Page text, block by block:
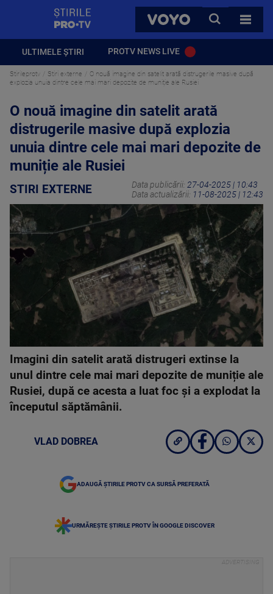
VOYO
CAUTA
TOATE
ULTIMELE ȘTIRI PROTV NEWS LIVE
Stirileprotv Stiri externe
O nouă imagine din satelit arată distrugerile masive după
explozia unuia dintre cele mai mari depozite de muniție ale Rusiei
O nouă imagine din satelit arată
distrugerile masive după explozia
unuia dintre cele mai mari depozite de
muniție ale Rusiei
STIRI EXTERNE Data publicării: 27-04-2025 | 10:43
Data actualizării: 11-08-2025 | 12:43
Imagini din satelit arată distrugeri extinse la
unul dintre cele mai mari depozite de muniție ale
Rusiei, după ce acesta a luat foc și a explodat la
începutul săptămânii.
VLAD DOBREA
ADAUGĂ ȘTIRILE PROTV CA SURSĂ PREFERATĂ
URMĂREȘTE ȘTIRILE PROTV ÎN GOOGLE DISCOVER